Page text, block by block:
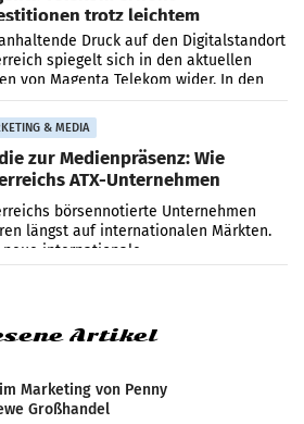
trotz leichtem
Druck auf den Digitalstandort
spiegelt sich in den aktuellen
von Magenta Telekom wider. In den
sechs Monaten des laufenden Jahres
& MEDIA
zur Medienpräsenz: Wie
ATX-Unternehmen
wahrgenommen
börsennotierte Unternehmen
längst auf internationalen Märkten.
neue internationale
untersucht die
Artikel
Marketing von Penny
Großhandel